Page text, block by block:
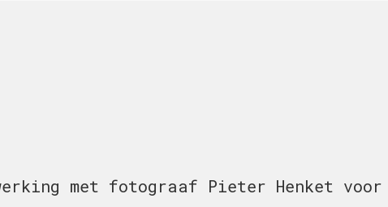
met fotograaf Pieter Henket voor